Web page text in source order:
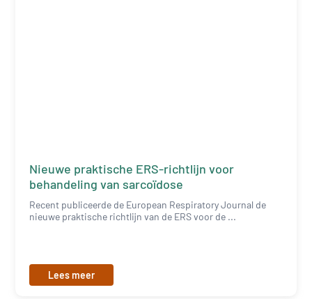
Nieuwe praktische ERS-richtlijn voor
behandeling van sarcoïdose
Recent publiceerde de European Respiratory Journal de
nieuwe praktische richtlijn van de ERS voor de ...
Lees meer